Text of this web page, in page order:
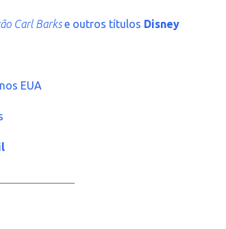
Carl Barkse outros títulos Disney
EUA